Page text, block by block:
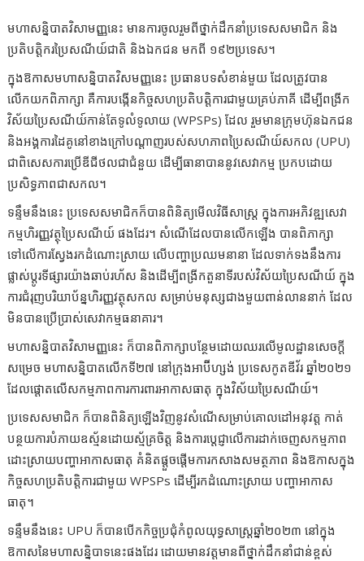
មហាសន្និបាតវិសាមញ្ញនេះ មានការចូលរួមពីថ្នាក់ដឹកនាំប្រទេសសមាជិក និង
ប្រតិបត្តិករប្រៃសណីយ៍ជាតិ និងឯកជន មកពី​ ១៩២ប្រទេស។
ក្នុងឱកាសមហាសន្និបាតវិសមញ្ញនេះ ប្រធានបទសំខាន់មួយ ដែលត្រូវបាន
លើកយកពិភាក្សា គឺការបង្កើនកិច្ចសហប្រតិបត្តិការជាមួយគ្រប់ភាគី ដើម្បីពង្រីក
វិស័យប្រៃសណីយ៍កាន់តែទូលំទូលាយ (WPSPs) ដែល រួមមានក្រុមហ៊ុនឯកជន
និងអង្គការដៃគូនៅខាងក្រៅបណ្តាញរបស់សហភាពប្រៃសណីយ៍សកល (UPU)
ជាពិសេសការប្រើឌីជីថលជាជំនួយ ដើម្បីធានាបាននូវសេវាកម្ម ប្រកបដោយ
ប្រសិទ្ធភាពជាសកល។
ទន្ទឹមនឹងនេះ ប្រទេសសមាជិកក៏បានពិនិត្យមើលវិធីសាស្រ្ត ក្នុងការអភិវឌ្ឍសេវា
កម្មហិរញ្ញវត្ថុប្រៃសណីយ៍ ផងដែរ។ សំណើដែលបានលើកឡើង បានពិភាក្សា
ទៅលើការស្វែងរកដំណោះស្រាយ លើបញ្ហាប្រឈមនានា ដែលទាក់ទងនឹងការ
ផ្លាស់ប្តូរទីផ្សារយ៉ាងឆាប់រហ័ស និងដើម្បីពង្រីកតួនាទីរបស់វិស័យប្រៃសណីយ៍ ក្នុង
ការជំរុញបរិយាប័ន្នហិរញ្ញវត្ថុសកល សម្រាប់មនុស្សជាងមួយពាន់លាននាក់ ដែល
មិនបានប្រើប្រាស់សេវាកម្មធនាគារ។
មហាសន្និបាតវិសាមញ្ញនេះ ក៏បានពិភាក្សាបន្ថែមដោយឈរលើមូលដ្ឋានសេចក្តី
សម្រេច មហាសន្និបាតលើកទី២៧ នៅក្រុងអាប៊ីហ្សង់ ប្រទេសកូតឌីវ័រ ឆ្នាំ២០២១
ដែលផ្តោតលើសកម្មភាពការការពារអាកាសធាតុ ក្នុងវិស័យប្រៃសណីយ៍។
ប្រទេសសមាជិក ក៏បានពិនិត្យឡើងវិញនូវសំណើសម្រាប់គោលដៅអនុវត្ត កាត់
បន្ថយការបំភាយឧស្ម័នដោយស្ម័គ្រចិត្ត និងការប្តេជ្ញាលើការដាក់ចេញសកម្មភាព
ដោះស្រាយបញ្ហាអាកាសធាតុ គំនិតផ្តួចផ្តើមការកសាងសមត្ថភាព និងឱកាសក្នុង
កិច្ចសហប្រតិបត្តិការជាមួយ WPSPs ដើម្បីរកដំណោះស្រាយ បញ្ហាអាកាស
ធាតុ។
ទន្ទឹមនឹងនេះ UPU ក៏បានបើកកិច្ចប្រជុំកំពូលយុទ្ធសាស្ត្រឆ្នាំ២០២៣ នៅក្នុង
ឱកាសនៃមហាសន្និបាទនេះផងដែរ ដោយមានវត្តមានពីថ្នាក់ដឹកនាំជាន់ខ្ពស់